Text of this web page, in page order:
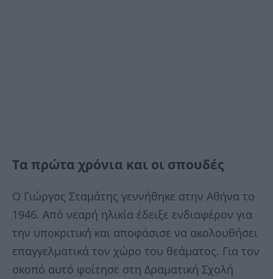
Τα πρώτα χρόνια και οι σπουδές
Ο Γιώργος Σταμάτης γεννήθηκε στην Αθήνα το
1946. Από νεαρή ηλικία έδειξε ενδιαφέρον για
την υποκριτική και αποφάσισε να ακολουθήσει
επαγγελματικά τον χώρο του θεάματος. Για τον
σκοπό αυτό φοίτησε στη Δραματική Σχολή